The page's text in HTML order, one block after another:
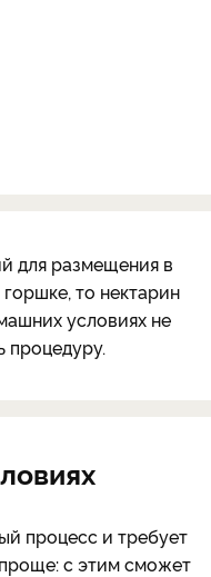
для размещения в
то нектарин
условиях не
процедуру.
процесс и требует
с этим сможет